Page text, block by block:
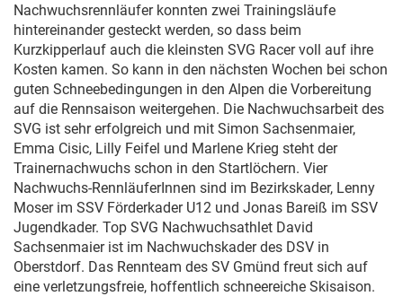
Nachwuchsrennläufer konnten zwei Trainingsläufe
hintereinander gesteckt werden, so dass beim
Kurzkipperlauf auch die kleinsten SVG Racer voll auf ihre
Kosten kamen. So kann in den nächsten Wochen bei schon
guten Schneebedingungen in den Alpen die Vorbereitung
auf die Rennsaison weitergehen. Die Nachwuchsarbeit des
SVG ist sehr erfolgreich und mit Simon Sachsenmaier,
Emma Cisic, Lilly Feifel und Marlene Krieg steht der
Trainernachwuchs schon in den Startlöchern. Vier
Nachwuchs-RennläuferInnen sind im Bezirkskader, Lenny
Moser im SSV Förderkader U12 und Jonas Bareiß im SSV
Jugendkader. Top SVG Nachwuchsathlet David
Sachsenmaier ist im Nachwuchskader des DSV in
Oberstdorf. Das Rennteam des SV Gmünd freut sich auf
eine verletzungsfreie, hoffentlich schneereiche Skisaison.